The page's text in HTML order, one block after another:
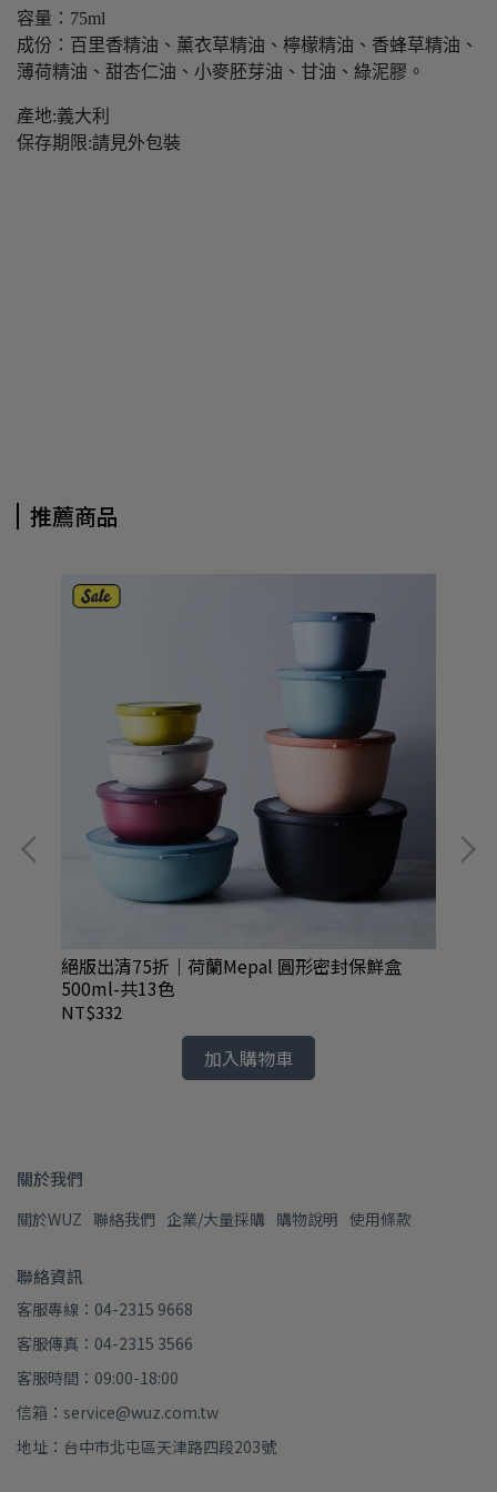
容量：75ml
成份：百里香精油、薰衣草精油、檸檬精油、香蜂草精油、
薄荷精油、甜杏仁油、小麥胚芽油、甘油、綠泥膠。
產地:義大利
保存期限:請見外包裝
推薦商品
絕版出清75折｜荷蘭Mepal 圓形密封保鮮盒
500ml-共13色
NT$332
加入購物車
關於我們
關於WUZ 聯絡我們 企業/大量採購 購物說明 使用條款
聯絡資訊
客服專線：04-2315 9668
客服傳真：04-2315 3566
客服時間：09:00-18:00
信箱：service@wuz.com.tw
地址：台中市北屯區天津路四段203號